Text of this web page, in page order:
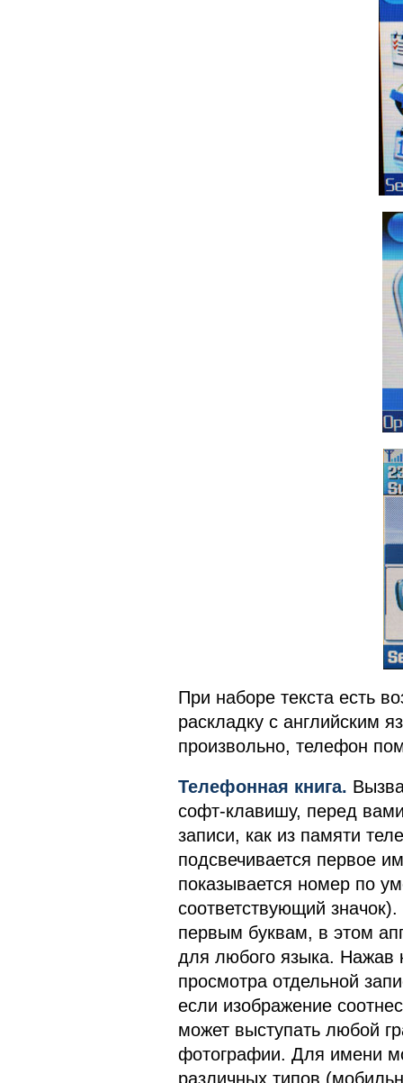
При наборе текста есть
раскладку с английским
произвольно, телефон
Телефонная книга.
софт-клавишу, перед
записи, как из памяти
подсвечивается первое
показывается номер по
соответствующий
первым буквам, в этом
для любого языка.
просмотра отдельной
если изображение
может выступать любой
фотографии. Для имени
различных типов